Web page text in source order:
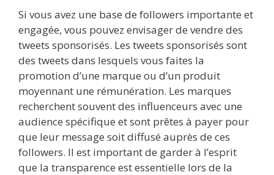
Si vous avez une base de followers importante et
engagée, vous pouvez envisager de vendre des
tweets sponsorisés. Les tweets sponsorisés sont
des tweets dans lesquels vous faites la
promotion d’une marque ou d’un produit
moyennant une rémunération. Les marques
recherchent souvent des influenceurs avec une
audience spécifique et sont prêtes à payer pour
que leur message soit diffusé auprès de ces
followers. Il est important de garder à l’esprit
que la transparence est essentielle lors de la